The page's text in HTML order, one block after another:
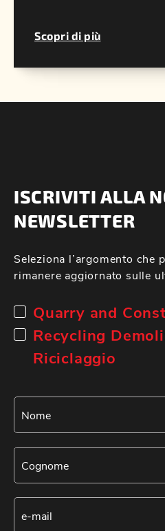
Scopri di più
ISCRIVITI ALLA
NEWSLETTER
Seleziona l’argomento che
rimanere aggiornato sulle
Quarry and
Recycling
Riciclaggio